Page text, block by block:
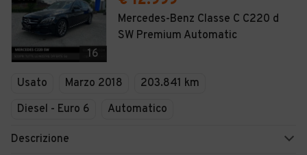
16
Mercedes-Benz Classe C C220 d
SW Premium Automatic
Usato Marzo 2018
203.841 km
Diesel - Euro 6
Automatico
Descrizione